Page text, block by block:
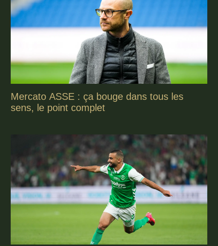
Mercato ASSE : ça bouge dans tous les
sens, le point complet